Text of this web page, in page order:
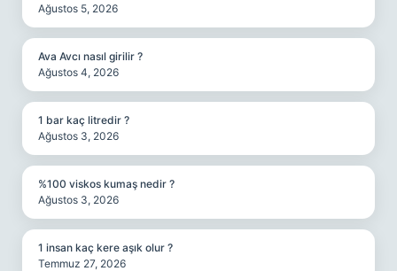
Ağustos 5, 2026
Ava Avcı nasıl girilir ?
Ağustos 4, 2026
1 bar kaç litredir ?
Ağustos 3, 2026
%100 viskos kumaş nedir ?
Ağustos 3, 2026
1 insan kaç kere aşık olur ?
Temmuz 27, 2026